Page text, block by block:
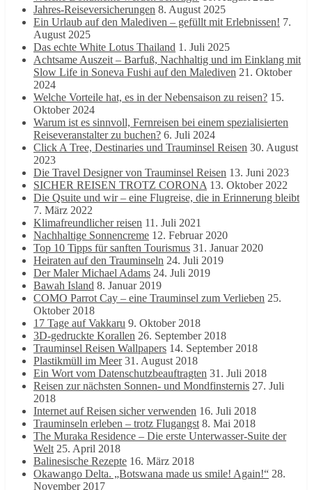
Jahres-Reiseversicherungen 8. August 2025
Ein Urlaub auf den Malediven – gefüllt mit Erlebnissen! 7.
August 2025
Das echte White Lotus Thailand 1. Juli 2025
Achtsame Auszeit – Barfuß, Nachhaltig und im Einklang mit
Slow Life in Soneva Fushi auf den Malediven 21. Oktober
2024
Welche Vorteile hat, es in der Nebensaison zu reisen? 15.
Oktober 2024
Warum ist es sinnvoll, Fernreisen bei einem spezialisierten
Reiseveranstalter zu buchen? 6. Juli 2024
Click A Tree, Destinaries und Trauminsel Reisen 30. August
2023
Die Travel Designer von Trauminsel Reisen 13. Juni 2023
SICHER REISEN TROTZ CORONA 13. Oktober 2022
Die Qsuite und wir – eine Flugreise, die in Erinnerung bleibt
7. März 2022
Klimafreundlicher reisen 11. Juli 2021
Nachhaltige Sonnencreme 12. Februar 2020
Top 10 Tipps für sanften Tourismus 31. Januar 2020
Heiraten auf den Trauminseln 24. Juli 2019
Der Maler Michael Adams 24. Juli 2019
Bawah Island 8. Januar 2019
COMO Parrot Cay – eine Trauminsel zum Verlieben 25.
Oktober 2018
17 Tage auf Vakkaru 9. Oktober 2018
3D-gedruckte Korallen 26. September 2018
Trauminsel Reisen Wallpapers 14. September 2018
Plastikmüll im Meer 31. August 2018
Ein Wort vom Datenschutzbeauftragten 31. Juli 2018
Reisen zur nächsten Sonnen- und Mondfinsternis 27. Juli
2018
Internet auf Reisen sicher verwenden 16. Juli 2018
Trauminseln erleben – trotz Flugangst 8. Mai 2018
The Muraka Residence – Die erste Unterwasser-Suite der
Welt 25. April 2018
Balinesische Rezepte 16. März 2018
Okawango Delta. „Botswana made us smile! Again!“ 28.
November 2017